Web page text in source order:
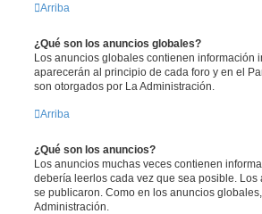
Arriba
¿Qué son los anuncios globales?
Los anuncios globales contienen información
aparecerán al principio de cada foro y en el
son otorgados por La Administración.
Arriba
¿Qué son los anuncios?
Los anuncios muchas veces contienen
debería leerlos cada vez que sea posible.
se publicaron. Como en los anuncios
Administración.